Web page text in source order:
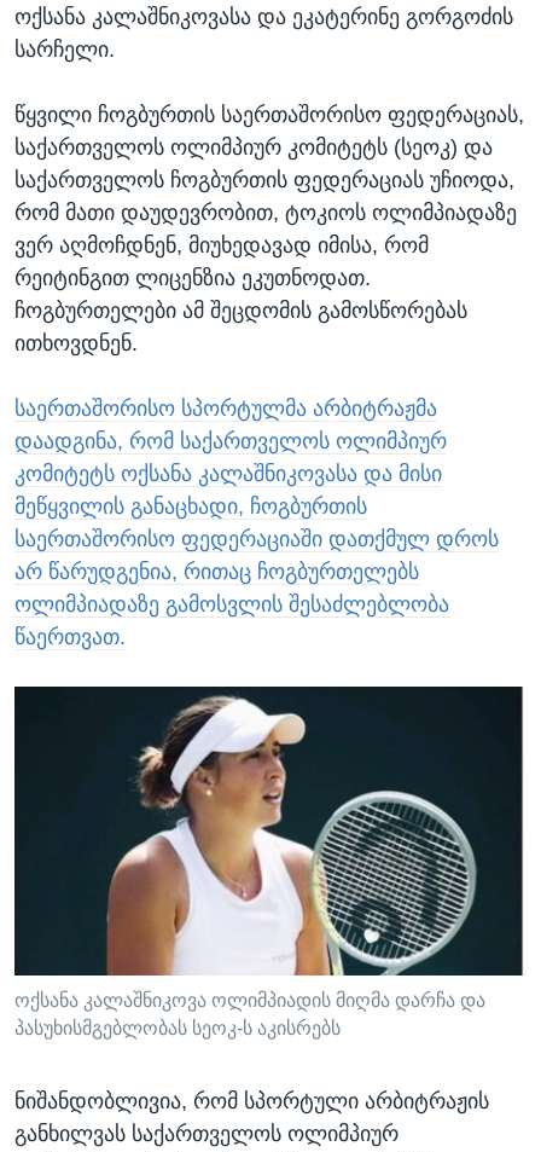
ოქსანა კალაშნიკოვასა და ეკატერინე გორგოძის
სარჩელი.
წყვილი ჩოგბურთის საერთაშორისო ფედერაციას,
საქართველოს ოლიმპიურ კომიტეტს (სეოკ) და
საქართველოს ჩოგბურთის ფედერაციას უჩიოდა,
რომ მათი დაუდევრობით, ტოკიოს ოლიმპიადაზე
ვერ აღმოჩდნენ, მიუხედავად იმისა, რომ
რეიტინგით ლიცენზია ეკუთნოდათ.
ჩოგბურთელები ამ შეცდომის გამოსწორებას
ითხოვდნენ.
საერთაშორისო სპორტულმა არბიტრაჟმა
დაადგინა, რომ საქართველოს ოლიმპიურ
კომიტეტს ოქსანა კალაშნიკოვასა და მისი
მეწყვილის განაცხადი, ჩოგბურთის
საერთაშორისო ფედერაციაში დათქმულ დროს
არ წარუდგენია, რითაც ჩოგბურთელებს
ოლიმპიადაზე გამოსვლის შესაძლებლობა
წაერთვათ.
ოქსანა კალაშნიკოვა ოლიმპიადის მიღმა დარჩა და
პასუხისმგებლობას სეოკ-ს აკისრებს
ნიშანდობლივია, რომ სპორტული არბიტრაჟის
განხილვას საქართველოს ოლიმპიურ